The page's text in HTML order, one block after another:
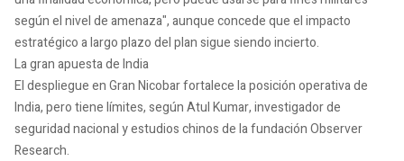
según el nivel de amenaza", aunque concede que el impacto
estratégico a largo plazo del plan sigue siendo incierto.
La gran apuesta de India
El despliegue en Gran Nicobar fortalece la posición operativa de
India, pero tiene límites, según Atul Kumar, investigador de
seguridad nacional y estudios chinos de la fundación Observer
Research.